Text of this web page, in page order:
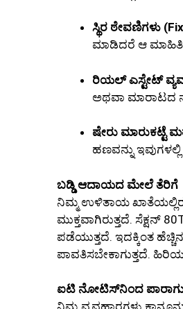
ಸ್ಥಿರ ಠೇವಣಿಗಳು
ಮಾಡಿದರೆ ಆ ಮಾಹಿತಿ
ರಿಯಲ್ ಎಸ್ಟೇಟ್
ಅಥವಾ ಮಾರಾಟದ
ಷೇರು ಮಾರುಕಟ್ಟೆ
ಹಣವನ್ನು
ಬಡ್ಡಿ ಆದಾಯದ ಮೇಲೆ ತೆರಿಗೆ
ನಿಮ್ಮ ಉಳಿತಾಯ
ಮುಕ್ತವಾಗಿರುತ್ತದೆ.
ಪಡೆಯುತ್ತದೆ. ಇದಕ್ಕಿಂತ
ಪಾವತಿಸಬೇಕಾಗುತ್ತದೆ.
ಐಟಿ ನೋಟಿಸ್‌ನಿಂದ